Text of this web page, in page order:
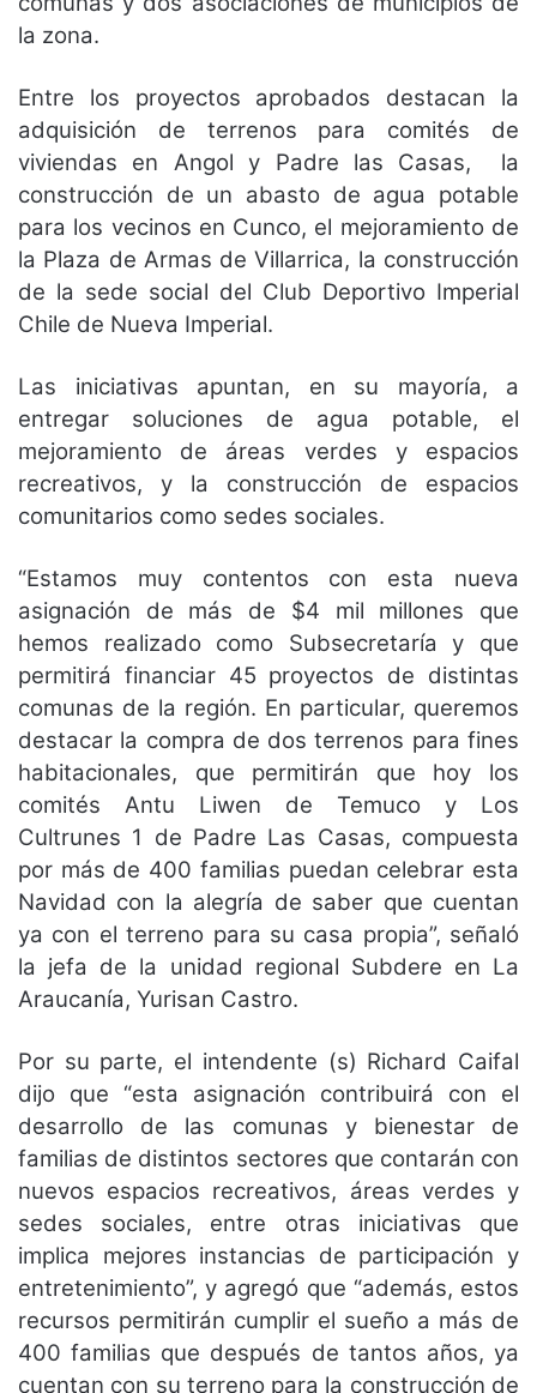
la zona.
Entre los proyectos aprobados destacan la
adquisición de terrenos para comités de
viviendas en Angol y Padre las Casas, la
construcción de un abasto de agua potable
para los vecinos en Cunco, el mejoramiento de
la Plaza de Armas de Villarrica, la construcción
de la sede social del Club Deportivo Imperial
Chile de Nueva Imperial.
Las iniciativas apuntan, en su mayoría, a
entregar soluciones de agua potable, el
mejoramiento de áreas verdes y espacios
recreativos, y la construcción de espacios
comunitarios como sedes sociales.
“Estamos muy contentos con esta nueva
asignación de más de $4 mil millones que
hemos realizado como Subsecretaría y que
permitirá financiar 45 proyectos de distintas
comunas de la región. En particular, queremos
destacar la compra de dos terrenos para fines
habitacionales, que permitirán que hoy los
comités Antu Liwen de Temuco y Los
Cultrunes 1 de Padre Las Casas, compuesta
por más de 400 familias puedan celebrar esta
Navidad con la alegría de saber que cuentan
ya con el terreno para su casa propia”, señaló
la jefa de la unidad regional Subdere en La
Araucanía, Yurisan Castro.
Por su parte, el intendente (s) Richard Caifal
dijo que “esta asignación contribuirá con el
desarrollo de las comunas y bienestar de
familias de distintos sectores que contarán con
nuevos espacios recreativos, áreas verdes y
sedes sociales, entre otras iniciativas que
implica mejores instancias de participación y
entretenimiento”, y agregó que “además, estos
recursos permitirán cumplir el sueño a más de
400 familias que después de tantos años, ya
cuentan con su terreno para la construcción de